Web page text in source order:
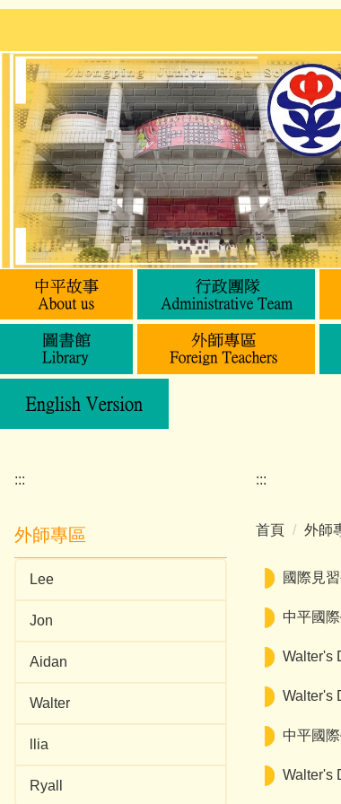
跳
主
內
容
區
:::
外師專區
Lee
Jon
Aidan
Walter
llia
Ryall
:::
首頁 外師
國際見
中平國
Walter's
Walter's
中平國
Walter's